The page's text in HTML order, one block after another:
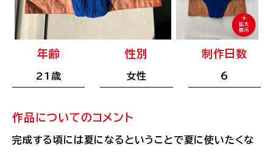
年齢
21歳
性別
女性
制作日数
6
作品についてのコメント
完成する頃には夏になるということで夏に使いたくな